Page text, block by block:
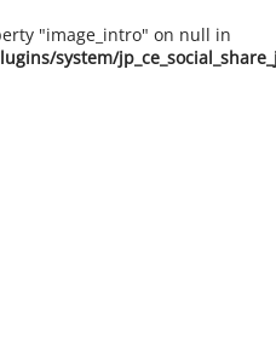
"image_intro" on null in
system/